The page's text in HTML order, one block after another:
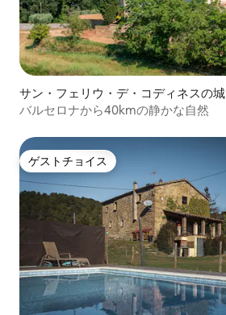
サン・フェリウ・デ・コディネスの城
バルセロナから40kmの静かな自然
ゲストチョイス
ゲストチョイス